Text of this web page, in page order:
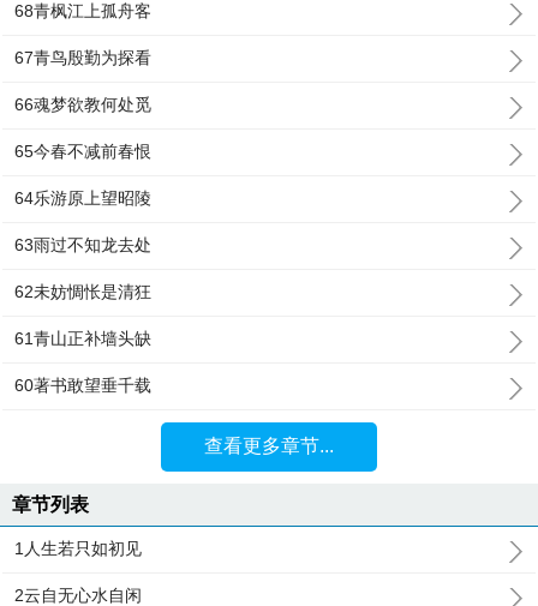
68青枫江上孤舟客
67青鸟殷勤为探看
66魂梦欲教何处觅
65今春不减前春恨
64乐游原上望昭陵
63雨过不知龙去处
62未妨惆怅是清狂
61青山正补墙头缺
60著书敢望垂千载
查看更多章节...
章节列表
1人生若只如初见
2云自无心水自闲